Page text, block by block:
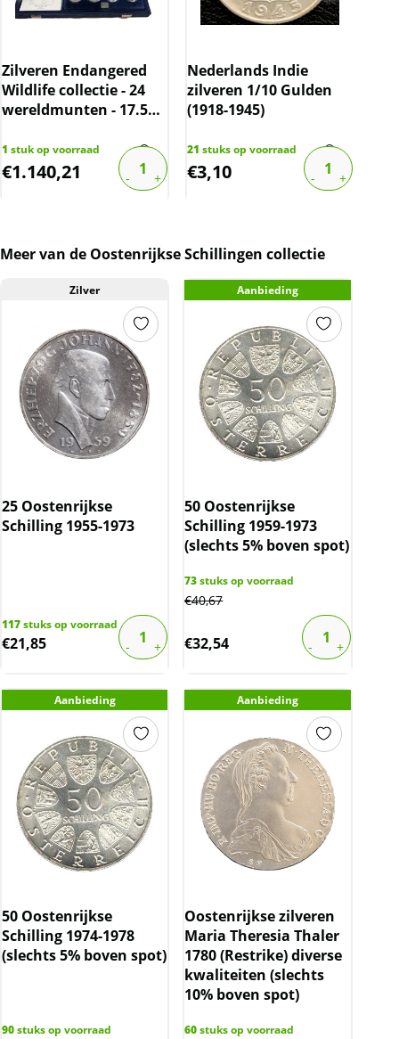
Zilveren Endangered
Wildlife collectie - 24
wereldmunten - 17.5%
1 stuk op voorraad
€1.140,21
Nederlands Indie
zilveren 1/10 Gulden
(1918-1945)
21 stuks op voorraad
€3,10
Meer van de Oostenrijkse Schillingen collectie
Zilver
25 Oostenrijkse
Schilling 1955-1973
117stuks op voorraad
€21,85
Aanbieding
50 Oostenrijkse
Schilling 1959-1973
(slechts 5% boven spot)
73stuks op voorraad
€40,67
€32,54
Aanbieding
50 Oostenrijkse
Schilling 1974-1978
(slechts 5% boven spot)
90stuks op voorraad
Aanbieding
Oostenrijkse zilveren
Maria Theresia Thaler
1780 (Restrike) diverse
kwaliteiten (slechts
10% boven spot)
60stuks op voorraad